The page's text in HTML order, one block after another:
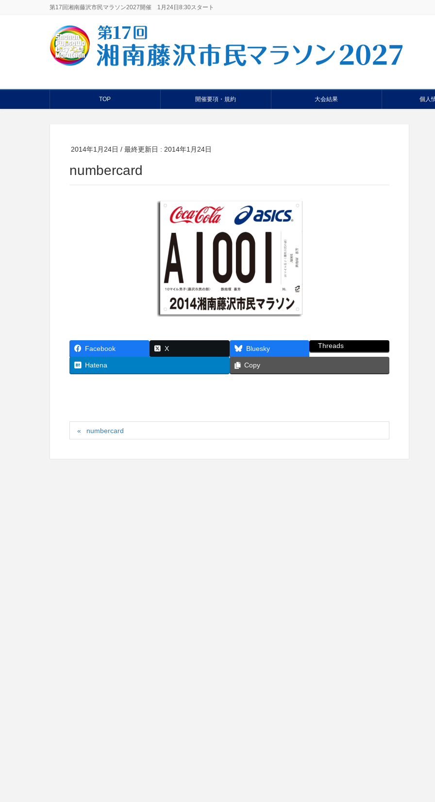
第17回湘南藤沢市民マラソン2027開催 1月24日8:30スタート
TOP 開催要項・規約 大会結果 個人
2014年1月24日 / 最終更新日 : 2014年1月24日
numbercard
Facebook X Bluesky Threads
Hatena Copy
numbercard